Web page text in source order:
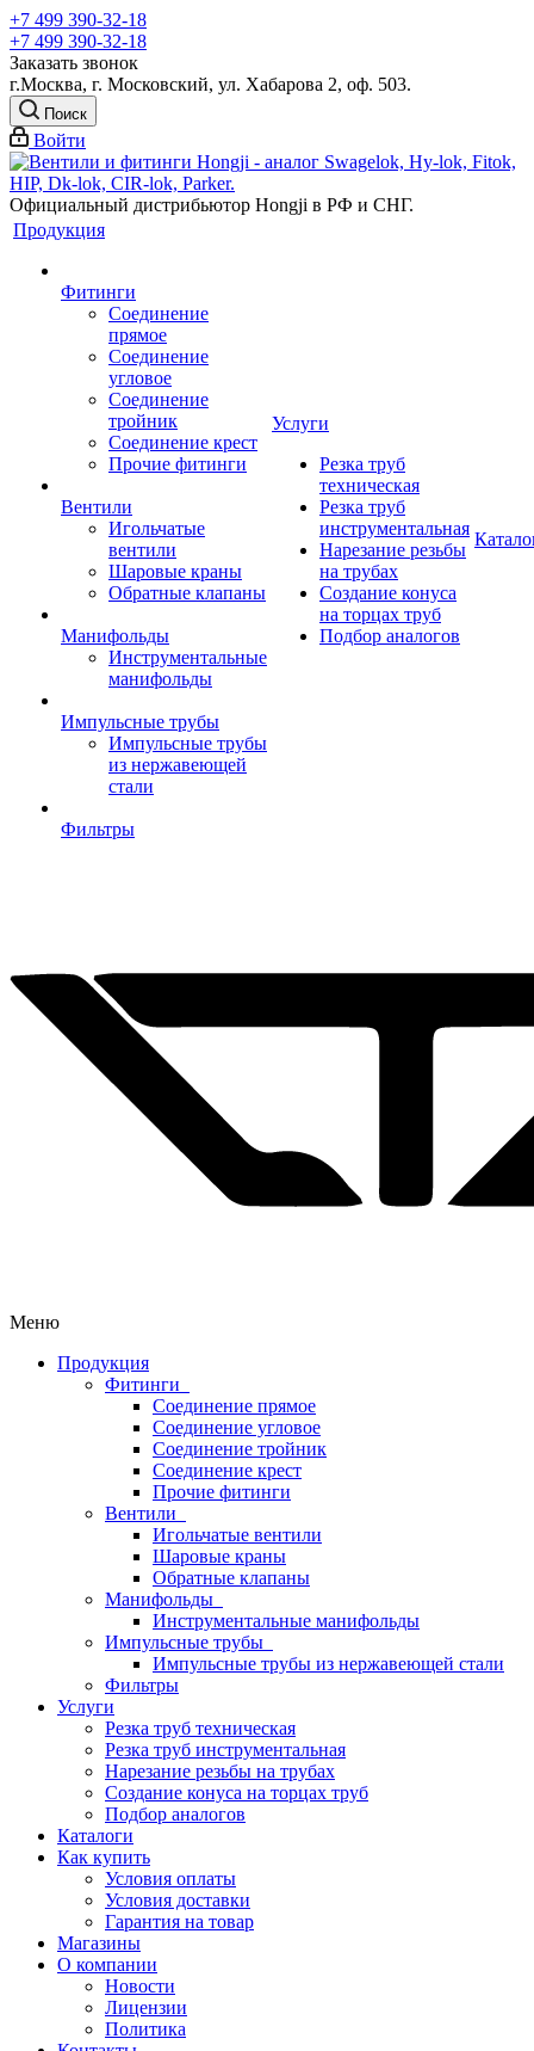
+7 499 390-32-18
+7 499 390-32-18
Заказать звонок
г.Москва, г. Московский, ул. Хабарова 2, оф. 503.
Поиск
Войти
Официальный дистрибьютор Hongji в РФ и СНГ.
Продукция
Фитинги
Соединение
прямое
Соединение
угловое
Соединение
тройник
Соединение крест
Прочие фитинги
Вентили
Игольчатые
вентили
Шаровые краны
Обратные клапаны
Манифольды
Инструментальные
манифольды
Импульсные трубы
Импульсные трубы
из нержавеющей
стали
Фильтры
Услуги
Резка труб
техническая
Резка труб
инструментальная
Нарезание резьбы
на трубах
Создание конуса
на торцах труб
Подбор аналогов
Меню
Продукция
Фитинги
Соединение прямое
Соединение угловое
Соединение тройник
Соединение крест
Прочие фитинги
Вентили
Игольчатые вентили
Шаровые краны
Обратные клапаны
Манифольды
Инструментальные манифольды
Импульсные трубы
Импульсные трубы из нержавеющей стали
Фильтры
Услуги
Резка труб техническая
Резка труб инструментальная
Нарезание резьбы на трубах
Создание конуса на торцах труб
Подбор аналогов
Каталоги
Как купить
Условия оплаты
Условия доставки
Гарантия на товар
Магазины
О компании
Новости
Лицензии
Политика